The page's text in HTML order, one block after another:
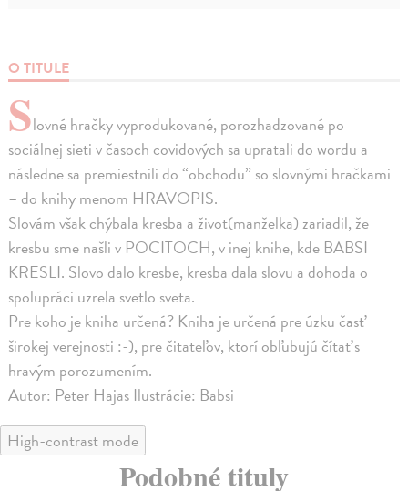
O TITULE
Slovné hračky vyprodukované, porozhadzované po
sociálnej sieti v časoch covidových sa upratali do wordu a
následne sa premiestnili do “obchodu” so slovnými hračkami
– do knihy menom HRAVOPIS.
Slovám však chýbala kresba a život(manželka) zariadil, že
kresbu sme našli v POCITOCH, v inej knihe, kde BABSI
KRESLI. Slovo dalo kresbe, kresba dala slovu a dohoda o
spolupráci uzrela svetlo sveta.
Pre koho je kniha určená? Kniha je určená pre úzku časť
širokej verejnosti :-), pre čitateľov, ktorí obľubujú čítať s
hravým porozumením.
Autor: Peter Hajas Ilustrácie: Babsi
High-contrast mode
Podobné tituly